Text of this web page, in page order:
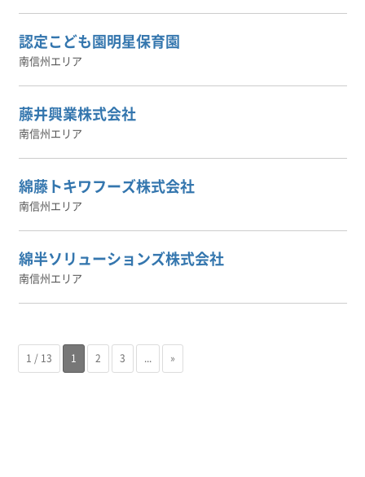
認定こども園明星保育園
南信州エリア
藤井興業株式会社
南信州エリア
綿藤トキワフーズ株式会社
南信州エリア
綿半ソリューションズ株式会社
南信州エリア
1 / 13 1 2 3 ... »